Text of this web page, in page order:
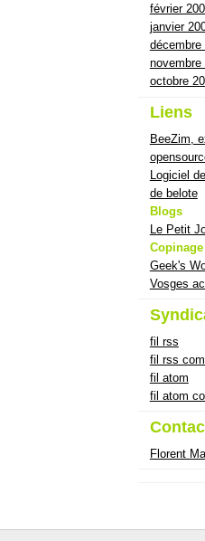
février
janvier
décembre
novembre
octobre
Liens
BeeZim,
Logiciel
de belote
Blogs
Le Petit
Copinage
Geek's
Vosges
fil rss
fil rss
fil atom
fil atom
Florent